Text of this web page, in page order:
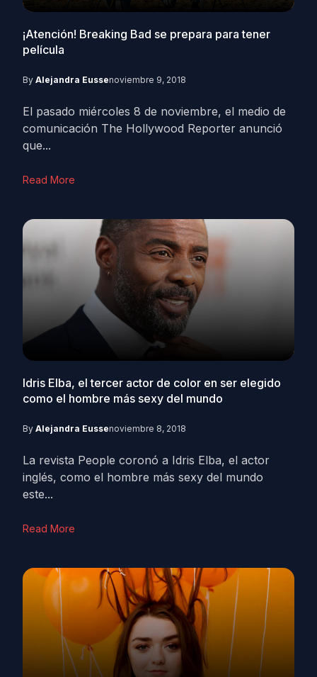
¡Atención! Breaking Bad se prepara para tener
película
By Alejandra Eussenoviembre 9, 2018
El pasado miércoles 8 de noviembre, el medio de
comunicación The Hollywood Reporter anunció
que...
Read More
Idris Elba, el tercer actor de color en ser elegido
como el hombre más sexy del mundo
By Alejandra Eussenoviembre 8, 2018
La revista People coronó a Idris Elba, el actor
inglés, como el hombre más sexy del mundo
este...
Read More